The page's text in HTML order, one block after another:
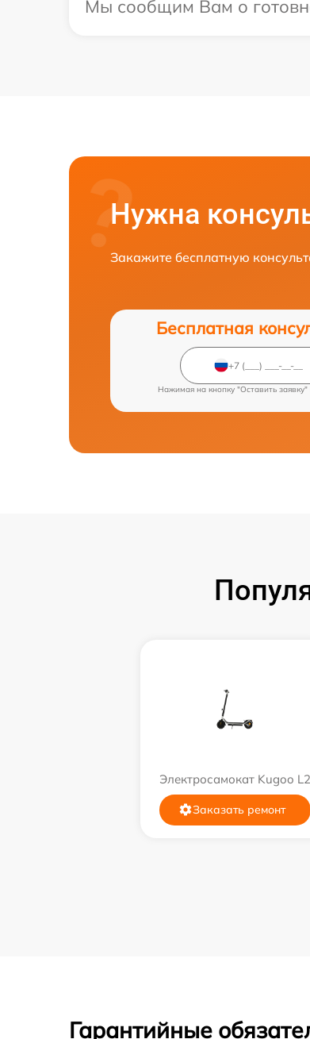
Мы сообщим Вам о
Нужна
Закажите бесплатную
Бесплатная
Нажимая на кнопку "Оставить
Электросамокат Kugoo L2
Заказать ремонт
Гарантийные